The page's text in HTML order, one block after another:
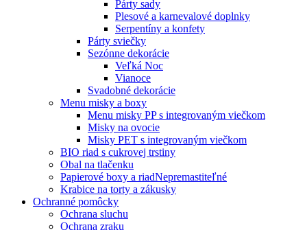
Párty sady
Plesové a karnevalové doplnky
Serpentíny a konfety
Párty sviečky
Sezónne dekorácie
Veľká Noc
Vianoce
Svadobné dekorácie
Menu misky a boxy
Menu misky PP s integrovaným viečkom
Misky na ovocie
Misky PET s integrovaným viečkom
BIO riad s cukrovej trstiny
Obal na tlačenku
Papierové boxy a riadNepremastiteľné
Krabice na torty a zákusky
Ochranné pomôcky
Ochrana sluchu
Ochrana zraku